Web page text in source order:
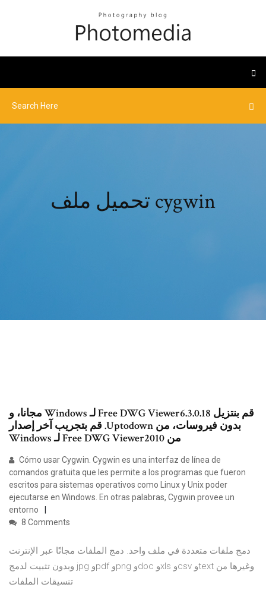
تحميل ملف cygwin
‫قم بنتزيل Free DWG Viewer6.3.0.18 لـ Windows مجانا، و
بدون فيروسات، من Uptodown. قم بتجريب آخر إصدار
من Free DWG Viewer2010 لـ Windows
Cómo usar Cygwin. Cygwin es una interfaz de línea de
comandos gratuita que les permite a los programas que fueron
escritos para sistemas operativos como Linux y Unix poder
ejecutarse en Windows. En otras palabras, Cygwin provee un
entorno
8 Comments
دمج ملفات متعددة في ملف واحد. دمج الملفات مجانًا عبر الإنترنت
وبدون تثبيت لدمج jpg وpdf وpng وdoc وxls وcsv وtext وغيرها من
تنسيقات الملفات